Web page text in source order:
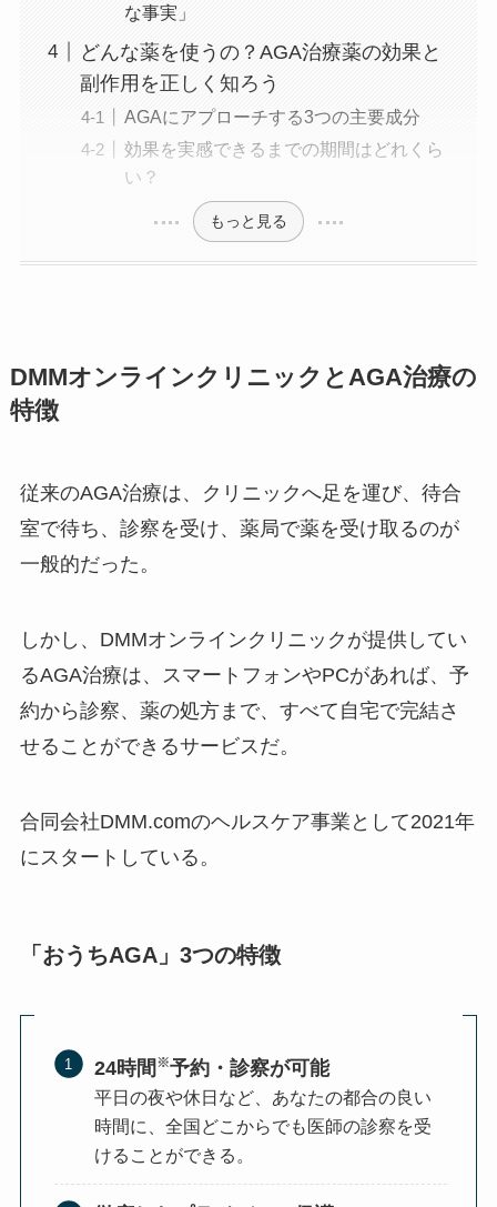
な事実」
どんな薬を使うの？AGA治療薬の効果と
副作用を正しく知ろう
AGAにアプローチする3つの主要成分
効果を実感できるまでの期間はどれくら
い？
もっと見る
DMMオンラインクリニックとAGA治療の
特徴
従来のAGA治療は、クリニックへ足を運び、待合
室で待ち、診察を受け、薬局で薬を受け取るのが
一般的だった。
しかし、DMMオンラインクリニックが提供してい
るAGA治療は、スマートフォンやPCがあれば、予
約から診察、薬の処方まで、すべて自宅で完結さ
せることができるサービスだ。
合同会社DMM.comのヘルスケア事業として2021年
にスタートしている。
「おうちAGA」3つの特徴
24時間 ※予約・診察が可能
平日の夜や休日など、あなたの都合の良い
時間に、全国どこからでも医師の診察を受
けることができる。